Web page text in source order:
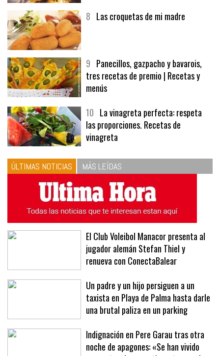
8 Las croquetas de mi madre
9 Panecillos, gazpacho y bavarois,
tres recetas de premio | Recetas y
menús
10 La vinagreta perfecta: respeta
las proporciones. Recetas de
vinagreta
ÚLTIMAS NOTICIAS MÁS LEÍDAS
El Club Voleibol Manacor presenta al
jugador alemán Stefan Thiel y
renueva con ConectaBalear
Un padre y un hijo persiguen a un
taxista en Playa de Palma hasta darle
una brutal paliza en un parking
Indignación en Pere Garau tras otra
noche de apagones: «Se han vivido